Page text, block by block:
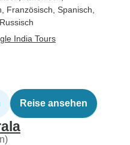
Französisch, Spanisch,
India Tours
Reise ansehen